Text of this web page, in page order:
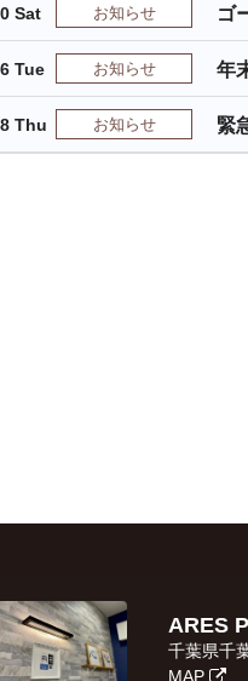
Sat お知らせ ゴ
Tue お知らせ 年
Thu お知らせ 緊
ARES
千葉県千
MAP